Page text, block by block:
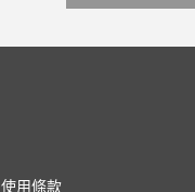
使用條款